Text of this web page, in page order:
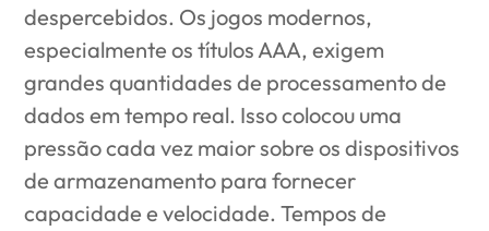
despercebidos. Os jogos modernos,
especialmente os títulos AAA, exigem
grandes quantidades de processamento de
dados em tempo real. Isso colocou uma
pressão cada vez maior sobre os dispositivos
de armazenamento para fornecer
capacidade e velocidade. Tempos de